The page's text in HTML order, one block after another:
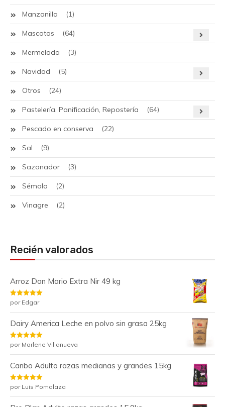
Manzanilla (1)
Mascotas (64)
Mermelada (3)
Navidad (5)
Otros (24)
Pastelería, Panificación, Repostería (64)
Pescado en conserva (22)
Sal (9)
Sazonador (3)
Sémola (2)
Vinagre (2)
Recién valorados
Arroz Don Mario Extra Nir 49 kg
Valorado
con
de 5
por Edgar
Dairy America Leche en polvo sin grasa 25kg
Valorado
con
por Marlene Villanueva
Canbo Adulto razas medianas y grandes 15kg
Valorado
con
por Luis Pomalaza